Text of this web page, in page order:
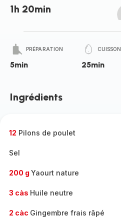
1h 20min
PRÉPARATION
5min
CUISSON
25min
Ingrédients
12 Pilons de poulet
Sel
200 g Yaourt nature
3 càs Huile neutre
2 càc Gingembre frais râpé